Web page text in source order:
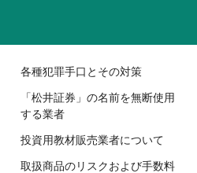
各種犯罪手口とその対策
「松井証券」の名前を無断使用
する業者
投資用教材販売業者について
取扱商品のリスクおよび手数料